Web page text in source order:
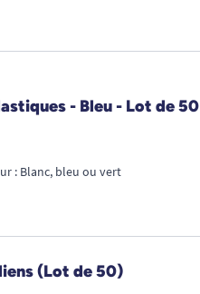
- Bleu - Lot de 50
: Blanc, bleu ou vert
(Lot de 50)